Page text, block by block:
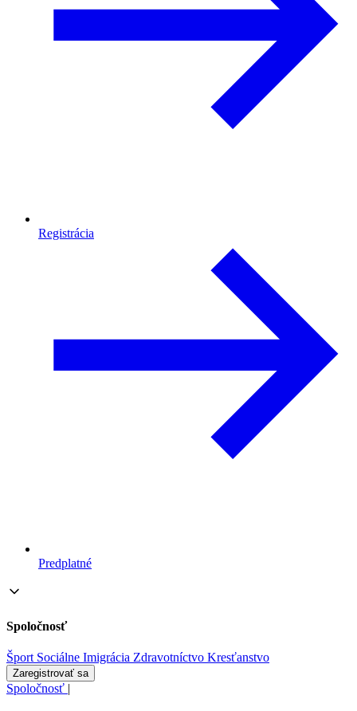
Registrácia
Predplatné
Spoločnosť
Šport Sociálne Imigrácia Zdravotníctvo Kresťanstvo
Zaregistrovať sa
Spoločnosť |